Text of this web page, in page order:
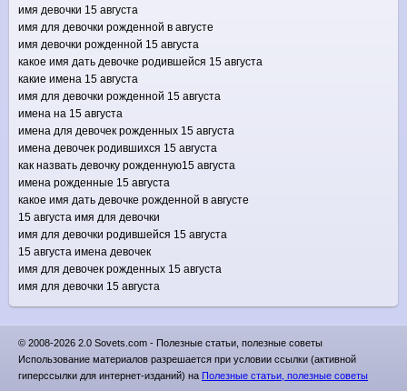
имя девочки 15 августа
имя для девочки рожденной в августе
имя девочки рожденной 15 августа
какое имя дать девочке родившейся 15 августа
какие имена 15 августа
имя для девочки рожденной 15 августа
имена на 15 августа
имена для девочек рожденных 15 августа
имена девочек родившихся 15 августа
как назвать девочку рожденную15 августа
имена рожденные 15 августа
какое имя дать девочке рожденной в августе
15 августа имя для девочки
имя для девочки родившейся 15 августа
15 августа имена девочек
имя для девочек рожденных 15 августа
имя для девочки 15 августа
© 2008-2026 2.0 Sovets.com - Полезные статьи, полезные советы
Использование материалов разрешается при условии ссылки (активной
гиперссылки для интернет-изданий) на Полезные статьи, полезные советы